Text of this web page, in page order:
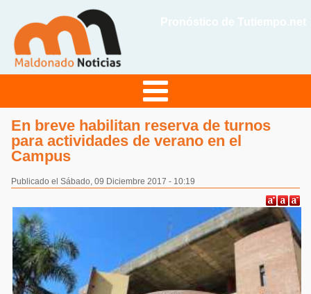
En breve habilitan reserva de turnos
para actividades de verano en el
Campus
Publicado el Sábado, 09 Diciembre 2017 - 10:19